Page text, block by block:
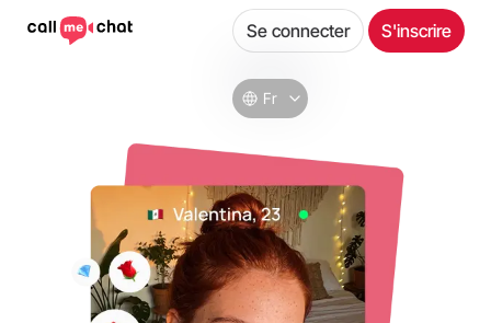
Fr
Se connecter S'inscrire